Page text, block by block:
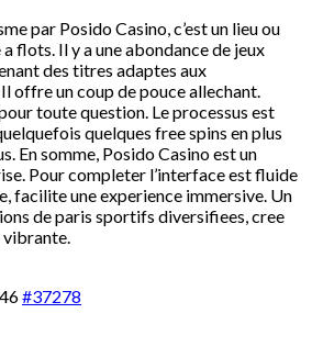
par Posido Casino, c’est un lieu ou
a flots. Il y a une abondance de jeux
des titres adaptes aux
offre un coup de pouce allechant.
toute question. Le processus est
quelques free spins en plus
En somme, Posido Casino est un
Pour completer l’interface est fluide
facilite une experience immersive. Un
de paris sportifs diversifiees, cree
vibrante.
#37278